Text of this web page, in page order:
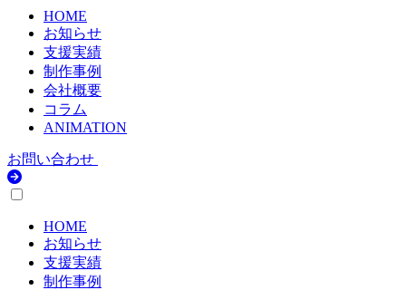
HOME
お知らせ
支援実績
制作事例
会社概要
コラム
ANIMATION
お問い合わせ
HOME
お知らせ
支援実績
制作事例